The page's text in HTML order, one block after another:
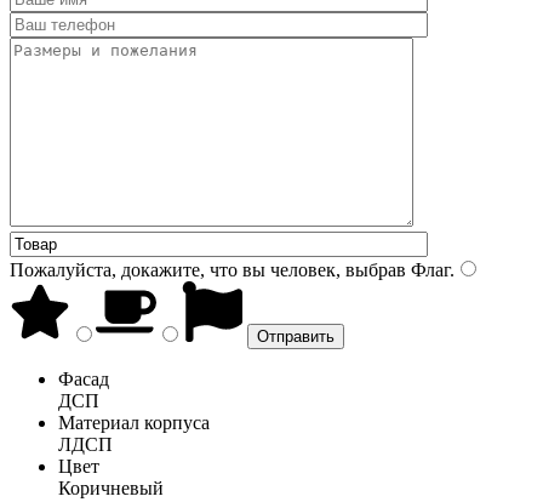
Пожалуйста, докажите, что вы человек, выбрав Флаг.
Фасад
ДСП
Материал корпуса
ЛДСП
Цвет
Коричневый